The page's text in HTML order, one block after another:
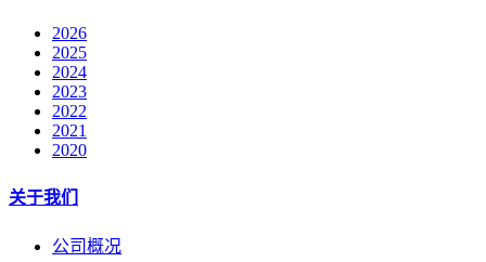
2026
2025
2024
2023
2022
2021
2020
关于我们
公司概况